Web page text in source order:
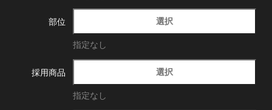
部位 選択
指定なし
採用商品 選択
指定なし